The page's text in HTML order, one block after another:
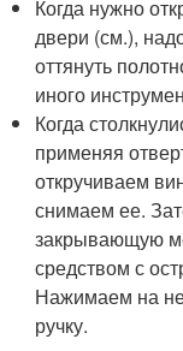
Когда нужно
двери (см.),
оттянуть
иного
Когда
применяя
откручиваем
снимаем ее.
закрывающую
средством с
Нажимаем на
ручку.